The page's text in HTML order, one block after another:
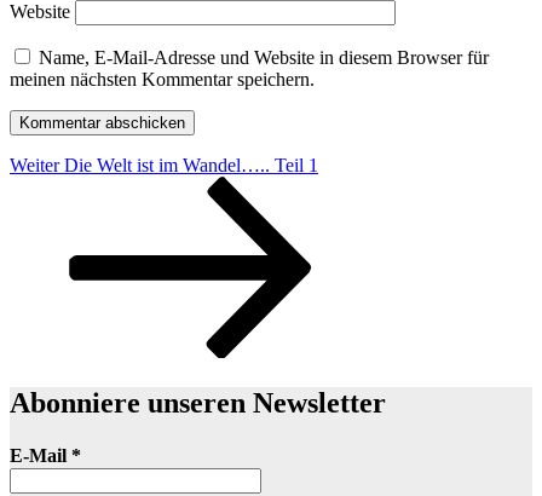
Website
Name, E-Mail-Adresse und Website in diesem Browser für
meinen nächsten Kommentar speichern.
Beitragsnavigation
Nächster
Weiter Die Welt ist im Wandel….. Teil 1
Abonniere unseren Newsletter
E-Mail *